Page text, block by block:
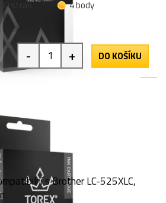
stran
4 body
- + DO KOŠÍKU
s Brother LC-525XLC,